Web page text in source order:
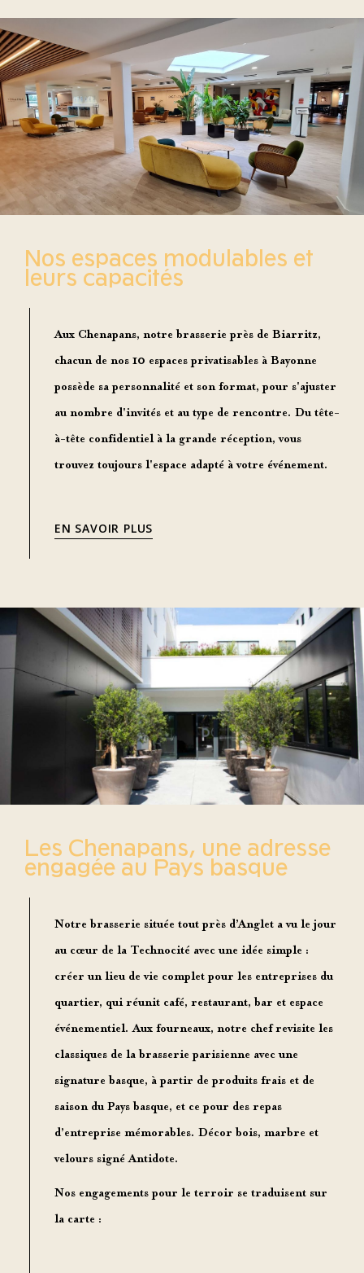
Nos espaces modulables et
leurs capacités
Aux Chenapans, notre brasserie près de Biarritz,
chacun de nos 10 espaces privatisables à Bayonne
possède sa personnalité et son format, pour s'ajuster
au nombre d'invités et au type de rencontre. Du tête-
à-tête confidentiel à la grande réception, vous
trouvez toujours l'espace adapté à votre événement.
EN SAVOIR PLUS
Les Chenapans, une adresse
engagée au Pays basque
Notre brasserie située tout près d’Anglet a vu le jour
au cœur de la Technocité avec une idée simple :
créer un lieu de vie complet pour les entreprises du
quartier, qui réunit café, restaurant, bar et espace
événementiel. Aux fourneaux, notre chefrevisite les
classiques de la brasserie parisienne avec une
signature basque, à partir deproduits frais et de
saison du Pays basque, et ce pour des repas
d’entreprise mémorables. Décor bois, marbre et
velours signé Antidote.
Nos engagements pour le terroir se traduisent sur
la carte :